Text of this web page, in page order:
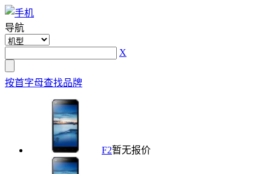
导航
X
按首字母查找品牌
F2暂无报价